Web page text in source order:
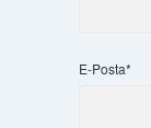
E-Posta*